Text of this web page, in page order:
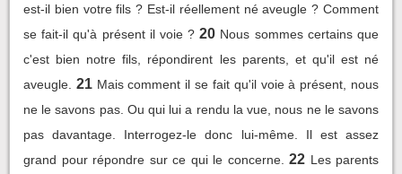
est-il bien votre fils ? Est-il réellement né aveugle ? Comment
se fait-il qu'à présent il voie ? 20 Nous sommes certains que
c'est bien notre fils, répondirent les parents, et qu'il est né
aveugle. 21 Mais comment il se fait qu'il voie à présent, nous
ne le savons pas. Ou qui lui a rendu la vue, nous ne le savons
pas davantage. Interrogez-le donc lui-même. Il est assez
grand pour répondre sur ce qui le concerne. 22 Les parents